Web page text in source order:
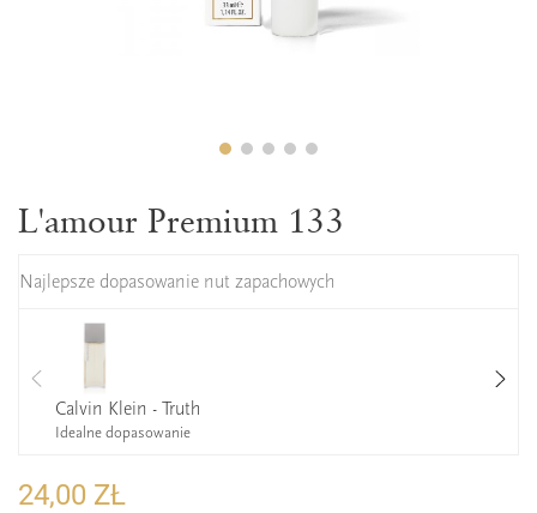
L'amour Premium 133
Najlepsze dopasowanie nut zapachowych
Calvin Klein - Truth
Idealne dopasowanie
24,00 ZŁ